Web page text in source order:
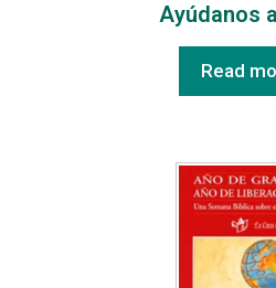
Ayúdanos
Read